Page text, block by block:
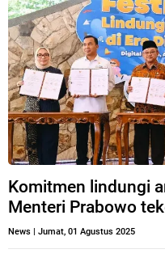
Komitmen lindungi
Menteri Prabowo
News | Jumat, 01 Agustus 2025